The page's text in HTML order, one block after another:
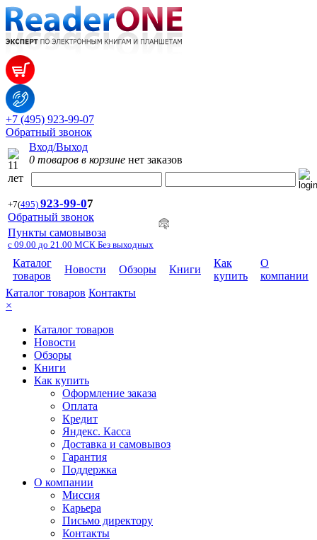
+7 (495) 923-99-07
Обратный звонок
Вход/Выход
0 товаров в корзине нет заказов
+7(495) 923-99-07
Обратный звонок
Пункты самовывоза
с 09.00 до 21.00 МСК Без выходных
Каталог
товаров
Новости Обзоры Книги
Как
купить
О
компании
Каталог товаров Контакты
×
Каталог товаров
Новости
Обзоры
Книги
Как купить
Оформление заказа
Оплата
Кредит
Яндекс. Касса
Доставка и самовывоз
Гарантия
Поддержка
О компании
Миссия
Карьера
Письмо директору
Контакты